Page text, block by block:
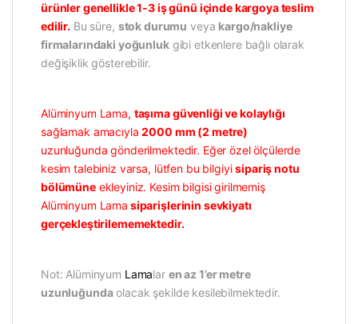
ürünler genellikle 1-3 iş günü içinde kargoya teslim
edilir. Bu süre, stok durumu veya kargo/nakliye
firmalarındaki yoğunlukgibi etkenlere bağlı olarak
değişiklik gösterebilir.
Alüminyum Lama, taşıma güvenliği ve kolaylığı
sağlamak amacıyla2000 mm (2 metre)
uzunluğunda gönderilmektedir. Eğer özel ölçülerde
kesim talebiniz varsa, lütfen bu bilgiyisipariş notu
bölümüneekleyiniz. Kesim bilgisi girilmemiş
Alüminyum Lama siparişlerinin sevkiyatı
gerçekleştirilememektedir.
Not: Alüminyum Lamalar en az 1’er metre
uzunluğundaolacak şekilde kesilebilmektedir.